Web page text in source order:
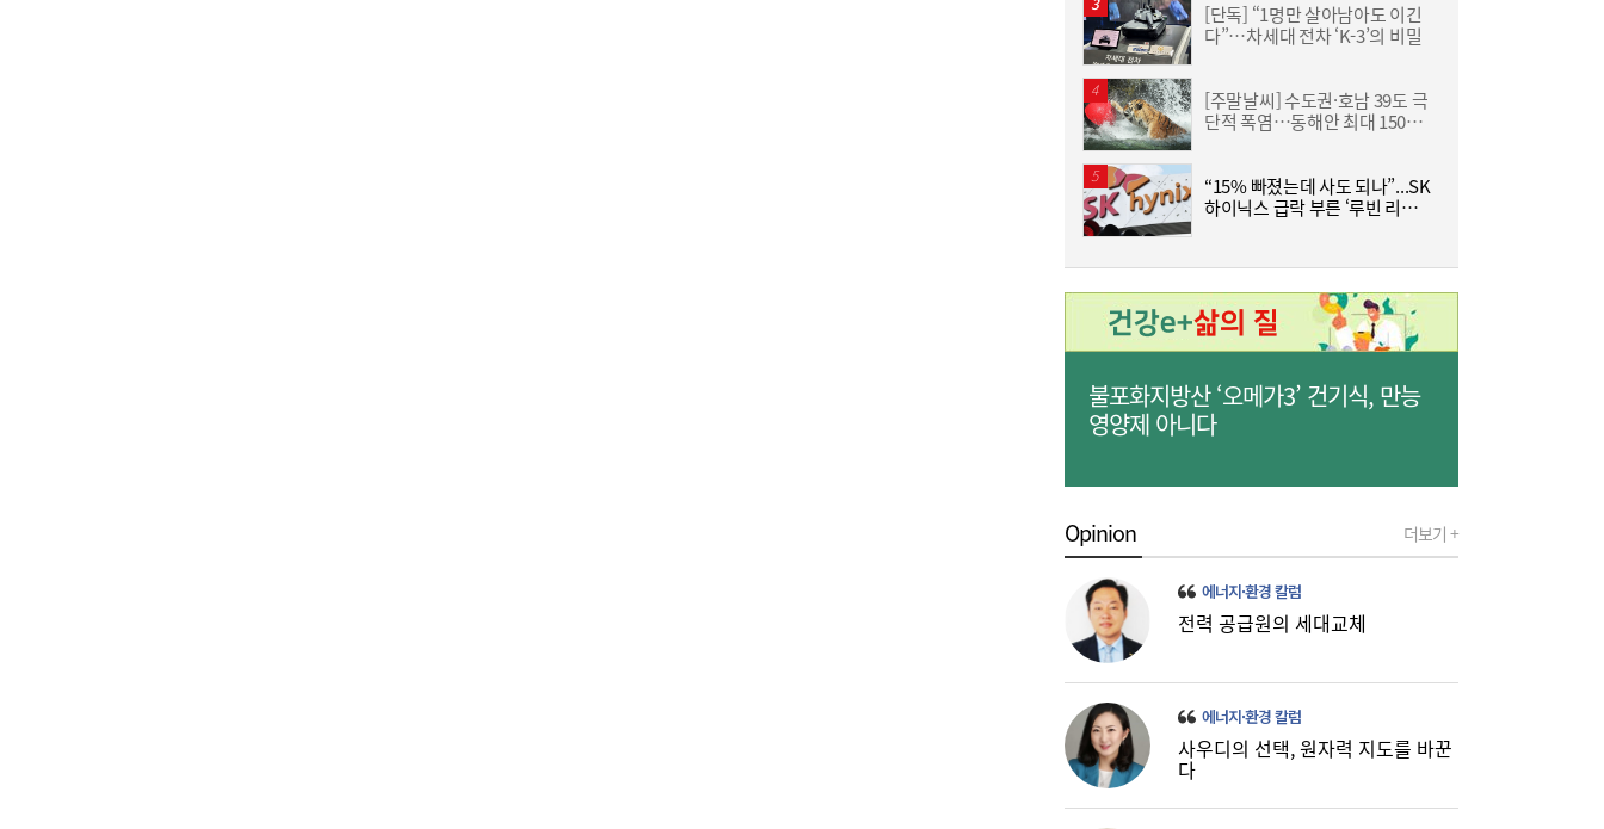
19:26
통신 3사, AIDC로 실적 개선…남은 과제는
‘수익성’
19:24
금호석화, 2분기 영업익 5배 급증…3분기 수
익성은 ‘글쎄’
19:20
‘적자 전환’
[단독] “1명만 살아남아도 이긴
다”…차세대 전차 ‘K-3’의 비밀
[주말날씨] 수도권·호남 39도 극
단적 폭염…동해안 최대 150㎜
“15% 빠졌는데 사도 되나”...SK
하이닉스 급락 부른 ‘루빈 리스
불포화지방산 ‘오메가3’ 건기식, 만능
영양제 아니다
Opinion 더보기 +
에너지·환경 칼럼
전력 공급원의 세대교체
에너지·환경 칼럼
사우디의 선택, 원자력 지도를 바꾼
다